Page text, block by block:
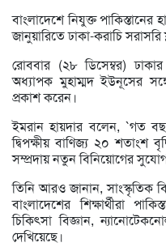
বাংলাদেশে নিযুক্ত পাকিস্তানের
জানুয়ারিতে ঢাকা-করাচি সরাসরি
রোববার (২৮ ডিসেম্বর) ঢাকার
অধ্যাপক মুহাম্মদ ইউনূসের
প্রকাশ করেন।
ইমরান হায়দার বলেন, `গত
দ্বিপক্ষীয় বাণিজ্য ২০ শতাংশ
সম্প্রদায় নতুন বিনিয়োগের
তিনি আরও জানান, সাংস্কৃতিক
বাংলাদেশের শিক্ষার্থীরা
চিকিৎসা বিজ্ঞান,
দেখিয়েছে।